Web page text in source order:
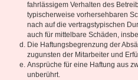
fahrlässigem Verhalten des
typischerweise vorhersehbaren
nach auf die vertragstypischen
auch für mittelbare Schäden,
Die Haftungsbegrenzung der
zugunsten der Mitarbeiter und
Ansprüche für eine Haftung aus
unberührt.